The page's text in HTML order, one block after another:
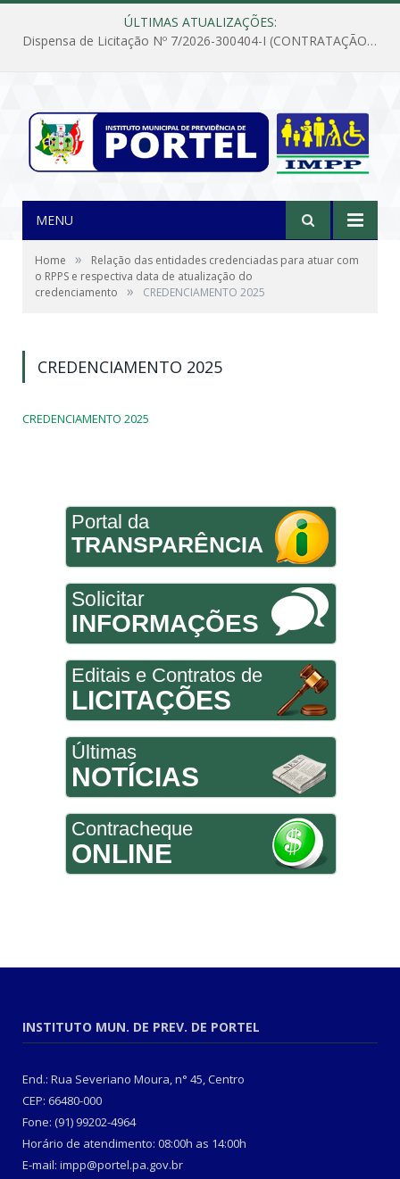
ÚLTIMAS ATUALIZAÇÕES:
Dispensa de Licitação Nº 7/2026-300404-I (CONTRATAÇÃO DE EMPRESA PARA MANUTENÇÃO E REPARAÇÃO DE APARELHOS DE AR CONDICIONADO, EM ATENDIMENTO ÀS NECESSIDADES DO INSTITUTO DE PREVIDÊNCIA MUNICIPAL DE PORTEL/PA)
MENU
Home »
Relação das entidades credenciadas para atuar com
o RPPS e respectiva data de atualização do
credenciamento
» CREDENCIAMENTO 2025
CREDENCIAMENTO 2025
CREDENCIAMENTO 2025
Portal da
TRANSPARÊNCIA
Solicitar
INFORMAÇÕES
Editais e Contratos de
LICITAÇÕES
Últimas
NOTÍCIAS
Contracheque
ONLINE
INSTITUTO MUN. DE PREV. DE PORTEL
End.: Rua Severiano Moura, n° 45, Centro
CEP: 66480-000
Fone: (91) 99202-4964
Horário de atendimento: 08:00h as 14:00h
E-mail: impp@portel.pa.gov.br